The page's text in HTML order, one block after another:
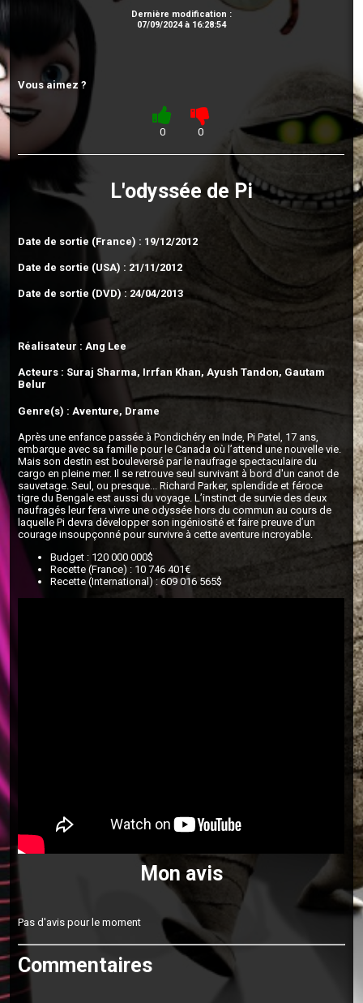
Dernière modification :
07/09/2024 à 16:28:54
Vous aimez ?
0 0
L'odyssée de Pi
Date de sortie (France) : 19/12/2012
Date de sortie (USA) : 21/11/2012
Date de sortie (DVD) : 24/04/2013
Réalisateur : Ang Lee
Acteurs : Suraj Sharma, Irrfan Khan, Ayush Tandon, Gautam
Belur
Genre(s) : Aventure, Drame
Après une enfance passée à Pondichéry en Inde, Pi Patel, 17 ans,
embarque avec sa famille pour le Canada où l’attend une nouvelle vie.
Mais son destin est bouleversé par le naufrage spectaculaire du
cargo en pleine mer. Il se retrouve seul survivant à bord d'un canot de
sauvetage. Seul, ou presque... Richard Parker, splendide et féroce
tigre du Bengale est aussi du voyage. L’instinct de survie des deux
naufragés leur fera vivre une odyssée hors du commun au cours de
laquelle Pi devra développer son ingéniosité et faire preuve d’un
courage insoupçonné pour survivre à cette aventure incroyable.
Budget : 120 000 000$
Recette (France) : 10 746 401€
Recette (International) : 609 016 565$
Mon avis
Pas d'avis pour le moment
Commentaires